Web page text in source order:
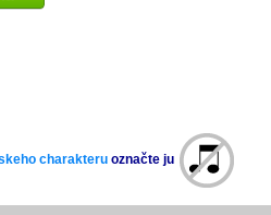
charakteru označte ju